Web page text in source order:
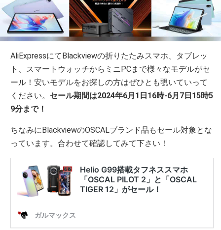
AliExpressにてBlackviewの折りたたみスマホ、タブレッ
ト、スマートウォッチからミニPCまで様々なモデルがセ
ール！安いモデルをお探しの方はぜひとも覗いていって
ください。 セール期間は2024年6月1日16時-6月7日15時5
9分まで！
ちなみにBlackviewのOSCALブランド品もセール対象とな
っています。合わせて確認してみて下さい！